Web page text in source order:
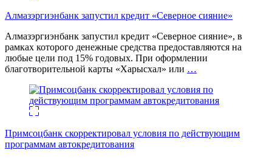
Алмазэргиэнбанк запустил кредит «Северное сияние»
Алмазэргиэнбанк запустил кредит «Северное сияние», в
рамках которого денежные средства предоставляются на
любые цели под 15% годовых. При оформлении
благотворительной карты «Харысхал» или …
Примсоцбанк скорректировал условия по действующим
программам автокредитования